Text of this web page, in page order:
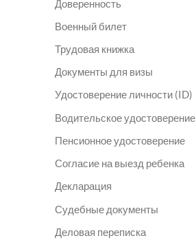
Доверенность
Военный билет
Трудовая книжка
Документы для визы
Удостоверение личности (ID)
Водительское удостоверение
Пенсионное удостоверение
Согласие на выезд ребенка
Декларация
Судебные документы
Деловая переписка